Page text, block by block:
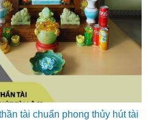
tài chuẩn phong thủy hút tài